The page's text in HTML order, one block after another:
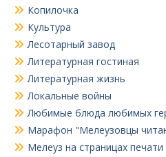
Копилочка
Культура
Лесотарный завод
Литературная гостиная
Литературная жизнь
Локальные войны
Любимые блюда любимых
Марафон "Мелеузовцы
Мелеуз на страницах печати